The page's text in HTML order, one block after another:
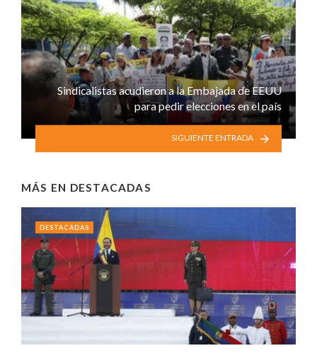
Sindicalistas acudieron a la Embajada de EEUU
para pedir elecciones en el país
SIGUIENTE ENTRADA
MÁS EN DESTACADAS
DESTACADAS